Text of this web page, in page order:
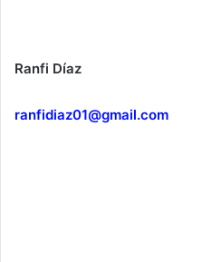
Ranfi Díaz
ranfidiaz01@gmail.com